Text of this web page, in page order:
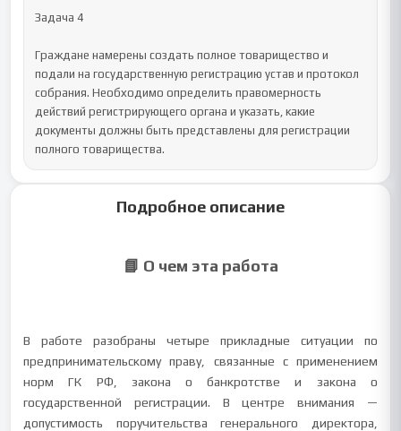
Задача 4
Граждане намерены создать полное товарищество и
подали на государственную регистрацию устав и протокол
собрания. Необходимо определить правомерность
действий регистрирующего органа и указать, какие
документы должны быть представлены для регистрации
полного товарищества.
Подробное описание
📘 О чем эта работа
В работе разобраны четыре прикладные ситуации по
предпринимательскому праву, связанные с применением
норм ГК РФ, закона о банкротстве и закона о
государственной регистрации. В центре внимания —
допустимость поручительства генерального директора,